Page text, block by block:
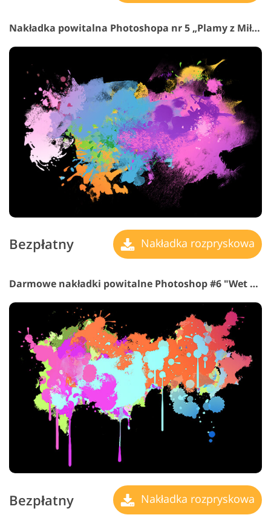
Nakładka powitalna Photoshopa nr 5 „Plamy z Miłość”
Bezpłatny Nakładka rozpryskowa
Darmowe nakładki powitalne Photoshop #6 "Wet Paint"
Bezpłatny Nakładka rozpryskowa